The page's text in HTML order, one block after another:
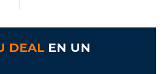
DEAL EN UN